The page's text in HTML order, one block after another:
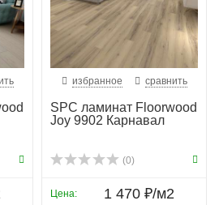
избранное сравнить
SPC ламинат Floorwood
Joy 9902 Карнавал
(0)
Цена: 1 470 ₽/м2